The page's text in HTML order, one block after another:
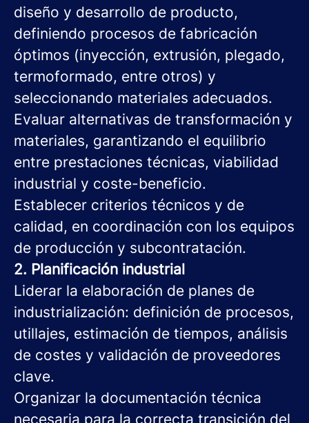
diseño y desarrollo de producto,
definiendo procesos de fabricación
óptimos (inyección, extrusión, plegado,
termoformado, entre otros) y
seleccionando materiales adecuados.
Evaluar alternativas de transformación y
materiales, garantizando el equilibrio
entre prestaciones técnicas, viabilidad
industrial y coste-beneficio.
Establecer criterios técnicos y de
calidad, en coordinación con los equipos
de producción y subcontratación.
2. Planificación industrial
Liderar la elaboración de planes de
industrialización: definición de procesos,
utillajes, estimación de tiempos, análisis
de costes y validación de proveedores
clave.
Organizar la documentación técnica
necesaria para la correcta transición del